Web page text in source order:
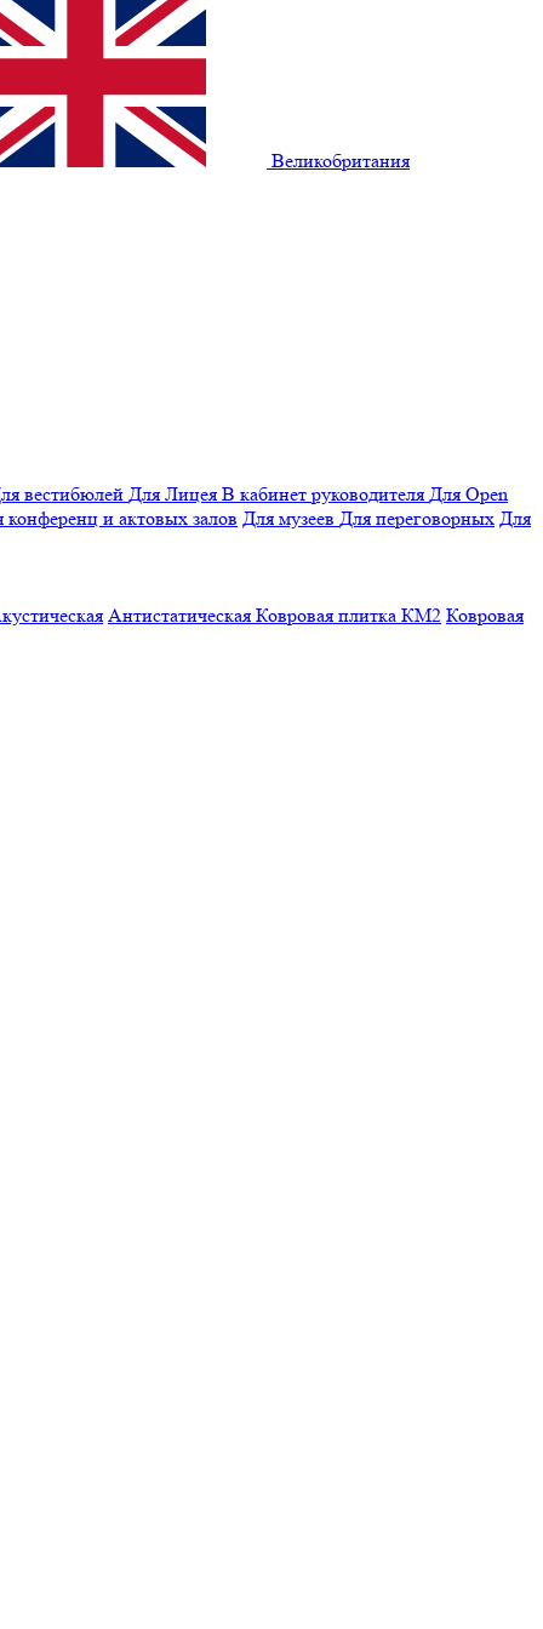
Великобритания
вестибюлей Для Лицея В кабинет руководителя Для Open
конференц и актовых залов Для музеев Для переговорных Для
Антистатическая Ковровая плитка КМ2 Ковровая